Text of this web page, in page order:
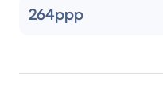
264ppp